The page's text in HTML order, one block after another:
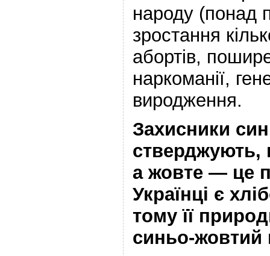
народу (понад
зростання
абортів,
наркоманії,
виродження.
Захисники
а жовте — це
Українці є
тому її
синьо-жовтий